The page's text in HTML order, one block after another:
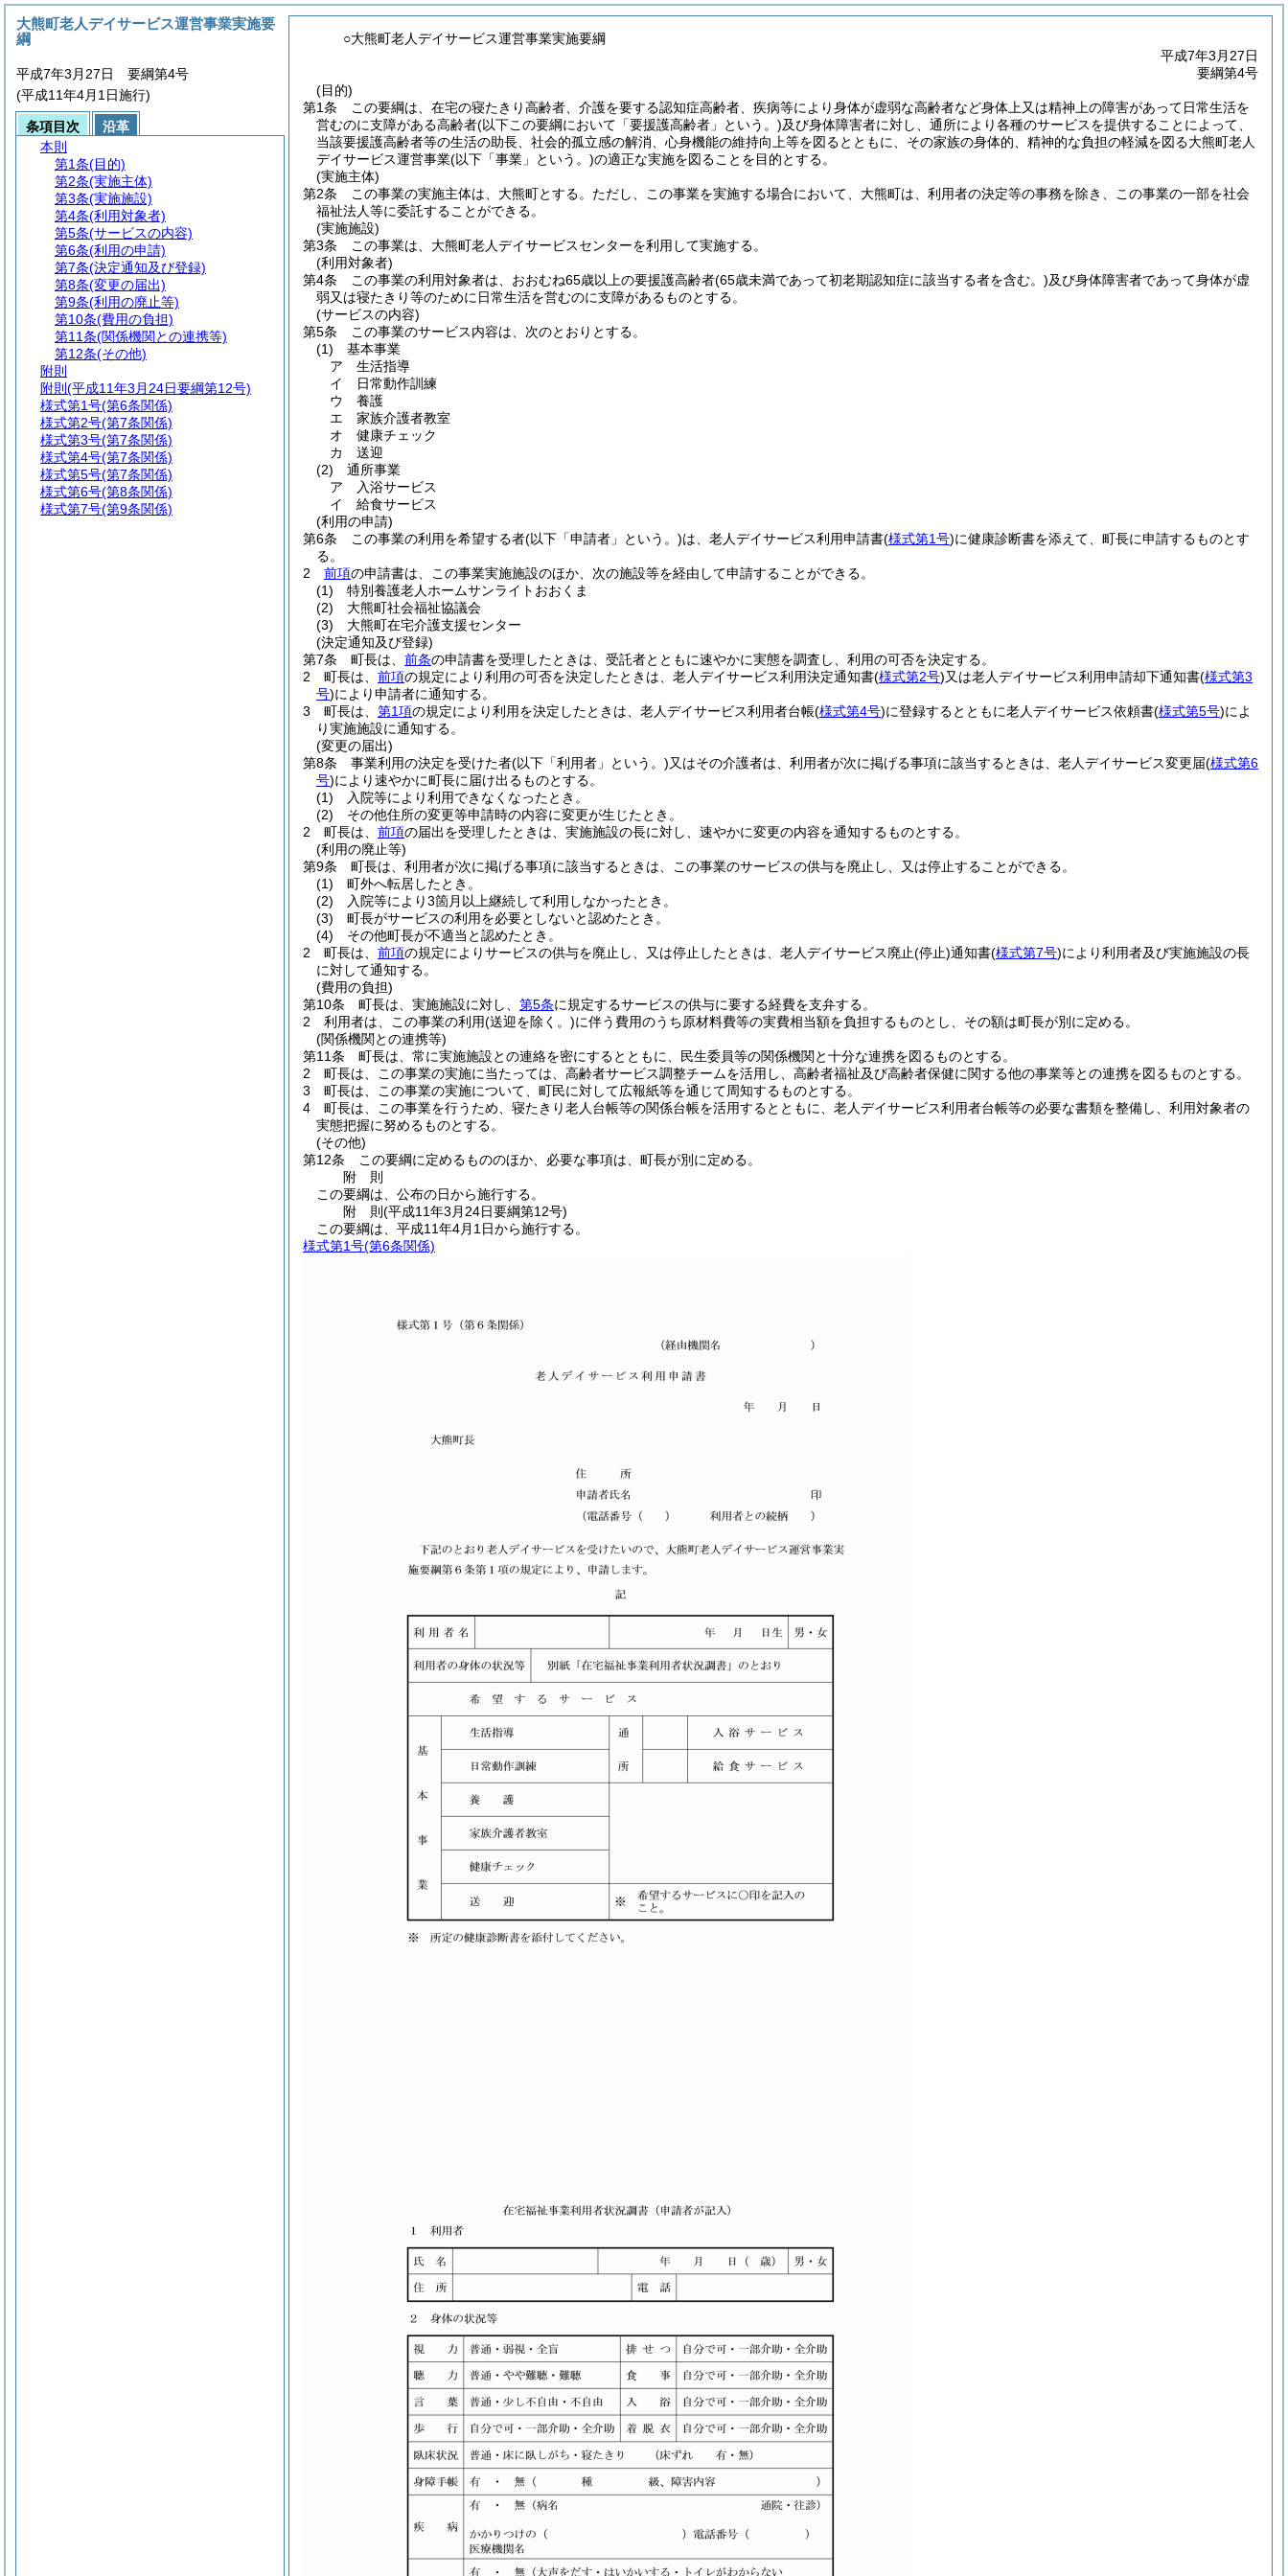
○大熊町老人デイサービス運営事業実施要綱
平成7年3月27日
要綱第4号
(目的)
第1条
この要綱は、在宅の寝たきり高齢者、介護を要する認知症高齢者、疾病等により身体が虚弱な高齢者など身体上又は精神上の障害があって日常生活を
営むのに支障がある高齢者(以下この要綱において「要援護高齢者」という。)及び身体障害者に対し、通所により各種のサービスを提供することによって、
当該要援護高齢者等の生活の助長、社会的孤立感の解消、心身機能の維持向上等を図るとともに、その家族の身体的、精神的な負担の軽減を図る大熊町老人
デイサービス運営事業(以下「事業」という。)の適正な実施を図ることを目的とする。
(実施主体)
第2条
この事業の実施主体は、大熊町とする。 ただし、この事業を実施する場合において、大熊町は、利用者の決定等の事務を除き、この事業の一部を社会
福祉法人等に委託することができる。
(実施施設)
第3条
この事業は、大熊町老人デイサービスセンターを利用して実施する。
(利用対象者)
第4条
この事業の利用対象者は、おおむね65歳以上の要援護高齢者(65歳未満であって初老期認知症に該当する者を含む。)及び身体障害者であって身体が虚
弱又は寝たきり等のために日常生活を営むのに支障があるものとする。
(サービスの内容)
第5条
この事業のサービス内容は、次のとおりとする。
(1)
基本事業
ア
生活指導
イ
日常動作訓練
ウ
養護
エ
家族介護者教室
オ
健康チェック
カ
送迎
(2)
通所事業
ア
入浴サービス
イ
給食サービス
(利用の申請)
第6条
この事業の利用を希望する者(以下「申請者」という。)は、老人デイサービス利用申請書(様式第1号)に健康診断書を添えて、町長に申請するものとす
る。
2
前項の申請書は、この事業実施施設のほか、次の施設等を経由して申請することができる。
(1)
特別養護老人ホームサンライトおおくま
(2)
大熊町社会福祉協議会
(3)
大熊町在宅介護支援センター
(決定通知及び登録)
第7条
町長は、 前条の申請書を受理したときは、受託者とともに速やかに実態を調査し、利用の可否を決定する。
2
町長は、 前項の規定により利用の可否を決定したときは、老人デイサービス利用決定通知書(様式第2号)又は老人デイサービス利用申請却下通知書(様式第3
号)により申請者に通知する。
3
町長は、 第1項の規定により利用を決定したときは、老人デイサービス利用者台帳(様式第4号)に登録するとともに老人デイサービス依頼書(様式第5号)によ
り実施施設に通知する。
(変更の届出)
第8条
事業利用の決定を受けた者(以下「利用者」という。)又はその介護者は、利用者が次に掲げる事項に該当するときは、老人デイサービス変更届(様式第6
号)により速やかに町長に届け出るものとする。
(1)
入院等により利用できなくなったとき。
(2)
その他住所の変更等申請時の内容に変更が生じたとき。
2
町長は、 前項の届出を受理したときは、実施施設の長に対し、速やかに変更の内容を通知するものとする。
(利用の廃止等)
第9条
町長は、利用者が次に掲げる事項に該当するときは、この事業のサービスの供与を廃止し、又は停止することができる。
(1)
町外へ転居したとき。
(2)
入院等により3箇月以上継続して利用しなかったとき。
(3)
町長がサービスの利用を必要としないと認めたとき。
(4)
その他町長が不適当と認めたとき。
2
町長は、 前項の規定によりサービスの供与を廃止し、又は停止したときは、老人デイサービス廃止(停止)通知書(様式第7号)により利用者及び実施施設の長
に対して通知する。
(費用の負担)
第10条
町長は、実施施設に対し、 第5条に規定するサービスの供与に要する経費を支弁する。
2
利用者は、この事業の利用(送迎を除く。)に伴う費用のうち原材料費等の実費相当額を負担するものとし、その額は町長が別に定める。
(関係機関との連携等)
第11条
町長は、常に実施施設との連絡を密にするとともに、民生委員等の関係機関と十分な連携を図るものとする。
2
町長は、この事業の実施に当たっては、高齢者サービス調整チームを活用し、高齢者福祉及び高齢者保健に関する他の事業等との連携を図るものとする。
3
町長は、この事業の実施について、町民に対して広報紙等を通じて周知するものとする。
4
町長は、この事業を行うため、寝たきり老人台帳等の関係台帳を活用するとともに、老人デイサービス利用者台帳等の必要な書類を整備し、利用対象者の
実態把握に努めるものとする。
(その他)
第12条
この要綱に定めるもののほか、必要な事項は、町長が別に定める。
附 則
この要綱は、公布の日から施行する。
附 則(平成11年3月24日要綱第12号)
この要綱は、平成11年4月1日から施行する。
様式第1号(第6条関係)
大熊町老人デイサービス運営事業実施要
綱
平成7年3月27日 要綱第4号
(平成11年4月1日施行)
条項目次
沿革
本則
第1条(目的)
第2条(実施主体)
第3条(実施施設)
第4条(利用対象者)
第5条(サービスの内容)
第6条(利用の申請)
第7条(決定通知及び登録)
第8条(変更の届出)
第9条(利用の廃止等)
第10条(費用の負担)
第11条(関係機関との連携等)
第12条(その他)
附則
附則 (平成11年3月24日要綱第12号)
様式第1号(第6条関係)
様式第2号(第7条関係)
様式第3号(第7条関係)
様式第4号(第7条関係)
様式第5号(第7条関係)
様式第6号(第8条関係)
様式第7号(第9条関係)